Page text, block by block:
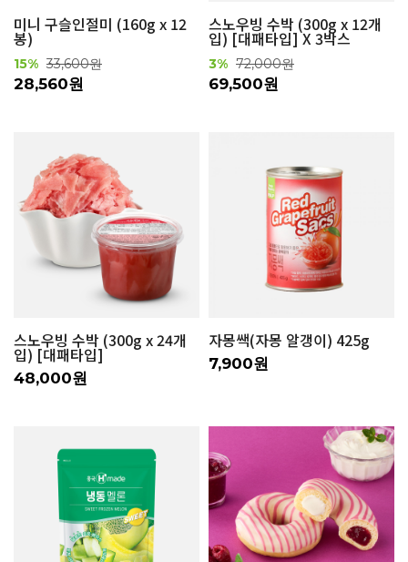
미니 구슬인절미 (160g x 12
봉)
15% 33,600원
28,560원
스노우빙 수박 (300g x 12개
입) [대패타입] X 3박스
3% 72,000원
69,500원
스노우빙 수박 (300g x 24개
입) [대패타입]
48,000원
자몽쌕(자몽 알갱이) 425g
7,900원